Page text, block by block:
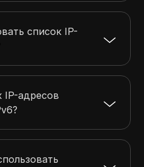
список IP-
IP-адресов